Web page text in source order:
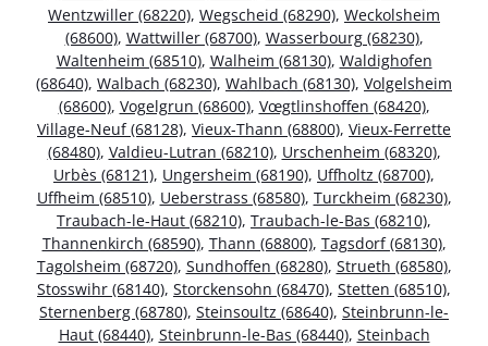
Wentzwiller (68220), Wegscheid (68290), Weckolsheim
(68600), Wattwiller (68700), Wasserbourg (68230),
Waltenheim (68510), Walheim (68130), Waldighofen
(68640), Walbach (68230), Wahlbach (68130), Volgelsheim
(68600), Vogelgrun (68600), Vœgtlinshoffen (68420),
Village-Neuf (68128), Vieux-Thann (68800), Vieux-Ferrette
(68480), Valdieu-Lutran (68210), Urschenheim (68320),
Urbès (68121), Ungersheim (68190), Uffholtz (68700),
Uffheim (68510), Ueberstrass (68580), Turckheim (68230),
Traubach-le-Haut (68210), Traubach-le-Bas (68210),
Thannenkirch (68590), Thann (68800), Tagsdorf (68130),
Tagolsheim (68720), Sundhoffen (68280), Strueth (68580),
Stosswihr (68140), Storckensohn (68470), Stetten (68510),
Sternenberg (68780), Steinsoultz (68640), Steinbrunn-le-
Haut (68440), Steinbrunn-le-Bas (68440), Steinbach